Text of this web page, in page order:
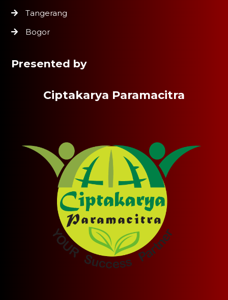
Tangerang
Bogor
Presented by
Ciptakarya Paramacitra